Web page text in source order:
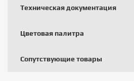
Техническая документация
Цветовая палитра
Сопутствующие товары